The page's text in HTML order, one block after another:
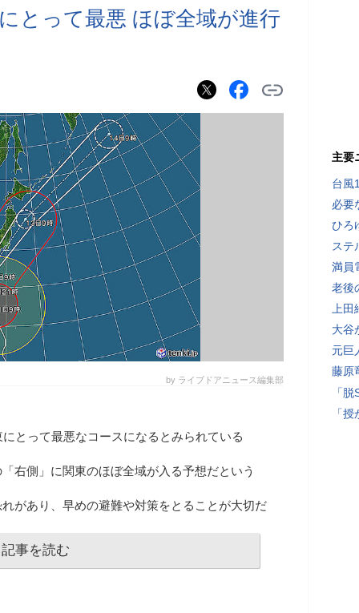
とって最悪 ほぼ全域が進行
by ライブドアニュース編集部
とって最悪なコースになるとみられている
右側」に関東のほぼ全域が入る予想だという
があり、早めの避難や対策をとることが大切だ
記事を読む
主要
台風
必要
ひろ
ステ
満員
老後
上
大谷
元巨
藤原
「
「